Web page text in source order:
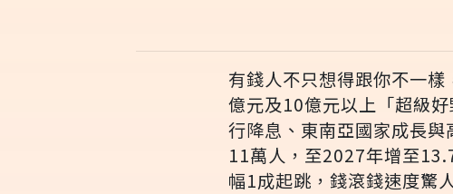
有錢人不只想得跟你不一
億元及10億元以上「超級
行降息、東南亞國家成長
11萬人，至2027年增至
幅1成起跳，錢滾錢速度驚